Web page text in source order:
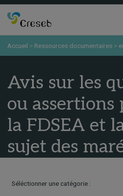
Accueil > Ressources documentaires >
Avis sur les
ou assertions
la FDSEA et
sujet des
Séléctionner une catégorie :